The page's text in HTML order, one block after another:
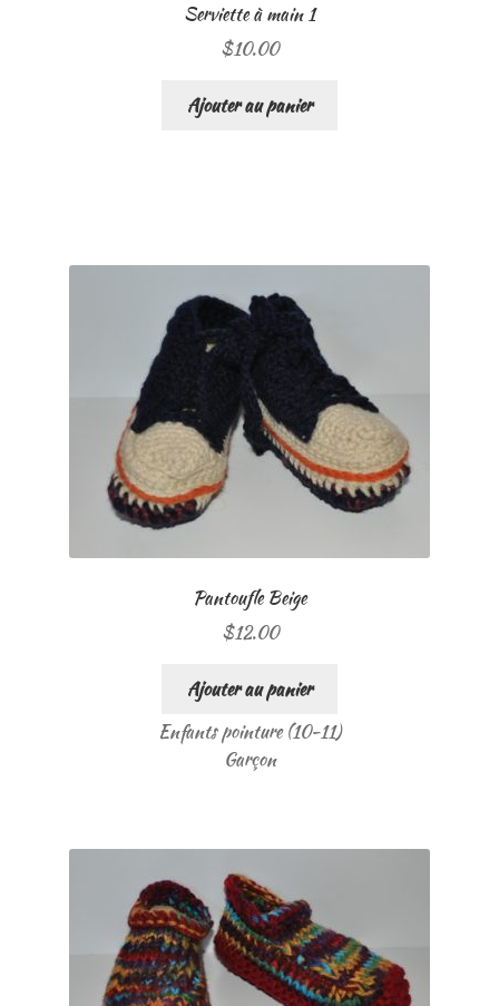
Serviette à main 1
$10.00
Ajouter au panier
Pantoufle Beige
$12.00
Ajouter au panier
Enfants pointure (10-11)
Garçon